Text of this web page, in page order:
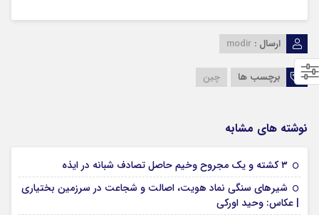
ارسال : modir
برچسب ها چین
نوشته های مشابه
۳ کشته و یک مجروح وخیم حاصل تصادف شبانه در ایذه
شیرهای سنگی نماد هویت، اصالت و شجاعت در سرزمین بختیاری
| عکاس: وحید اورکی